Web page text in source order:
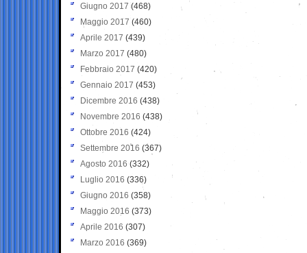
Giugno 2017 (468)
Maggio 2017 (460)
Aprile 2017 (439)
Marzo 2017 (480)
Febbraio 2017 (420)
Gennaio 2017 (453)
Dicembre 2016 (438)
Novembre 2016 (438)
Ottobre 2016 (424)
Settembre 2016 (367)
Agosto 2016 (332)
Luglio 2016 (336)
Giugno 2016 (358)
Maggio 2016 (373)
Aprile 2016 (307)
Marzo 2016 (369)